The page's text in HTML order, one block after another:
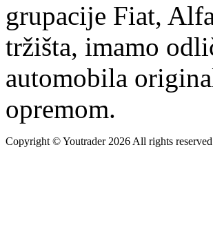
grupacije Fiat,
tržišta, imamo
automobila
opremom.
Copyright ©Youtrader2026 All rights